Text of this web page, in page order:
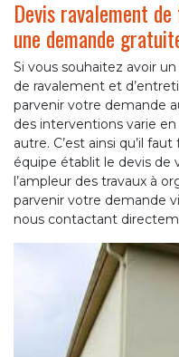
Devis ravalement
une demande
Si vous souhaitez avoir
de ravalement et
parvenir votre demande
des interventions varie
autre. C’est ainsi qu’il
équipe établit le devis de
l’ampleur des travaux à
parvenir votre demande
nous contactant